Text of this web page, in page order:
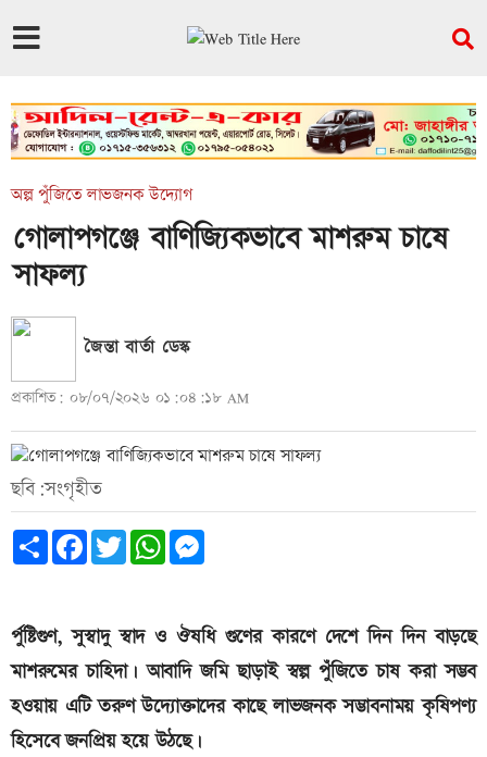
অল্প পুঁজিতে লাভজনক উদ্যোগ
গোলাপগঞ্জে বাণিজ্যিকভাবে মাশরুম চাষে
সাফল্য
জৈন্তা বার্তা ডেস্ক
প্রকাশিত: ০৮/০৭/২০২৬ ০১:০৪:১৮ AM
ছবি:সংগৃহীত
Share FacebookTwitterWhatsApp
র্পুষ্টিগুণ, সুস্বাদু স্বাদ ও ঔষধি গুণের কারণে দেশে দিন দিন বাড়ছে
মাশরুমের চাহিদা। আবাদি জমি ছাড়াই স্বল্প পুঁজিতে চাষ করা সম্ভব
হওয়ায় এটি তরুণ উদ্যোক্তাদের কাছে লাভজনক সম্ভাবনাময় কৃষিপণ্য
হিসেবে জনপ্রিয় হয়ে উঠছে।